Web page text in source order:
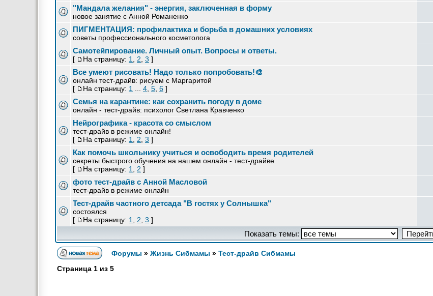
"Мандала желания" - энергия, заключенная в форму
новое занятие с Анной Романенко
ПИГМЕНТАЦИЯ: профилактика и борьба в домашних условиях
советы профессионального косметолога
Самотейпирование. Личный опыт. Вопросы и ответы.
[ На страницу: 1 2 3 ]
Все умеют рисовать! Надо только попробовать!🎨
онлайн тест-драйв: рисуем с Маргаритой
[
На страницу: 1 4 5 6 ]
Семья на карантине: как сохранить погоду в доме
онлайн - тест-драйв: психолог Светлана Кравченко
Нейрографика - красота со смыслом
тест-драйв в режиме онлайн!
[
На страницу: 1 2 3 ]
Как помочь школьнику учиться и освободить время родителей
секреты быстрого обучения на нашем онлайн - тест-драйве
[
На страницу: 1 2 ]
фото тест-драйв с Анной Масловой
тест-драйв в режиме онлайн
Тест-драйв частного детсада "В гостях у Солнышка"
состоялся
[
На страницу: 1 2 3 ]
Показать темы:
Форумы » Жизнь Сибмамы » Тест-драйв Сибмамы
Страница 1 из 5